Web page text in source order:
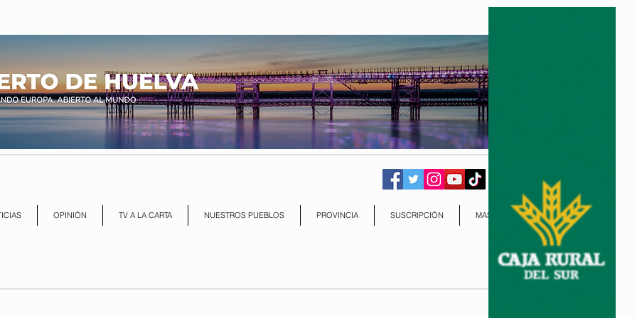
OPINIÓN TV A LA CARTA NUESTROS PUEBLOS PROVINCIA SUSCRIPCIÓN MAS